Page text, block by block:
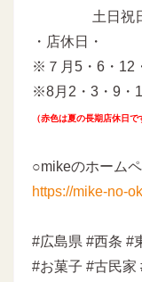
土日祝日
・店休日・
※７月5・6・12
※8月2・3・9・
（赤色は夏の長期店休日で
○mikeのホーム
https://mike-no-
#広島県 #西条 #
#お菓子 #古民家